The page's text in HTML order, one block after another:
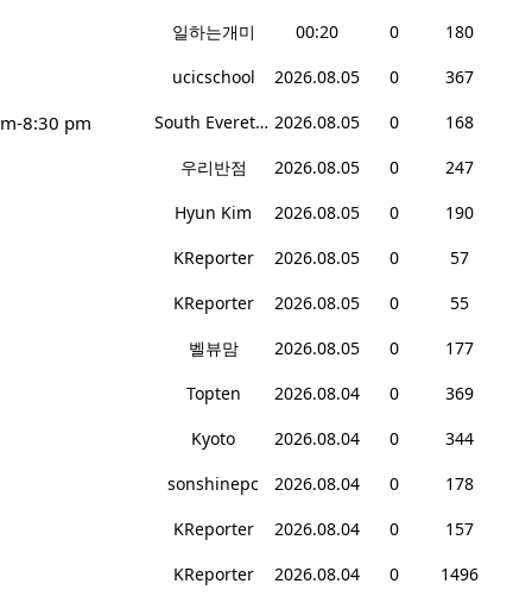
일하는개미
00:20 0
180
ucicschool
2026.08.05 0 367
8:30 pm South Everett Teriyaki 2026.08.05 0
168
우리반점
2026.08.05 0
247
Hyun Kim
2026.08.05 0
190
KReporter
2026.08.05 0
57
KReporter
2026.08.05 0
55
벨뷰맘
2026.08.05 0
177
Topten
2026.08.04 0
369
Kyoto
2026.08.04 0
344
sonshinepc
2026.08.04 0
178
KReporter
2026.08.04 0
157
KReporter
2026.08.04 0
1496